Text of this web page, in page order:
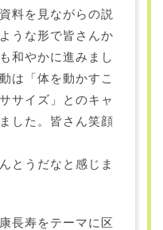
料を見ながらの説
うな形で皆さんか
和やかに進みまし
は「体を動かすこ
サイズ」とのキャ
した。皆さん笑顔
とうだなと感じま
長寿をテーマに区